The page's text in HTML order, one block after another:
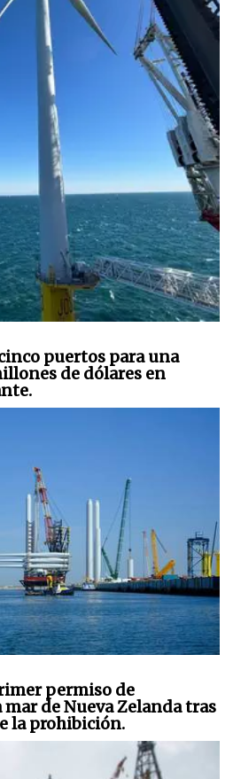
puertos para una
de dólares en
permiso de
de Nueva Zelanda tras
la prohibición.